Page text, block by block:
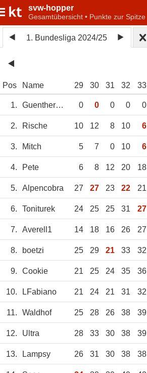
svw-hopper
Gesamtübersicht • Punkte zur Spitze
1. Bundesliga 2024/25
Pos Name 29 30 31 32 33
1. GuentherNetzer 0 0 0 0 0
2. Rische 10 12 8 10 6
3. Mitch 5 7 0 10 6
4. Pete 6 8 12 20 18
5. Alpencobra 27 27 23 22 21
6. Toniturek 24 25 25 31 27
7. Averell1 14 18 16 26 27
8. boetzi 25 29 21 33 32
9. Cookie 21 25 24 35 36
10. LFabiano 21 24 21 31 32
11. Waldhof 25 28 26 38 39
12. Ultra 28 33 30 38 39
13. Lampsy 26 31 30 38 38